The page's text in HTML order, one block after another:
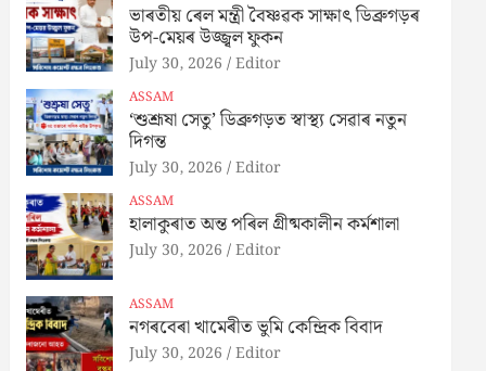
ভাৰতীয় ৰেল মন্ত্ৰী বৈষ্ণৱক সাক্ষাৎ ডিব্ৰুগড়ৰ
উপ-মেয়ৰ উজ্জ্বল ফুকন
July 30, 2026 Editor
ASSAM
‘শুশ্ৰূষা সেতু’ ডিব্ৰুগড়ত স্বাস্থ্য সেৱাৰ নতুন
দিগন্ত
July 30, 2026 Editor
ASSAM
হালাকুৰাত অন্ত পৰিল গ্ৰীষ্মকালীন কৰ্মশালা
July 30, 2026 Editor
ASSAM
নগৰবেৰা খামেৰীত ভুমি কেন্দ্ৰিক বিবাদ
July 30, 2026 Editor